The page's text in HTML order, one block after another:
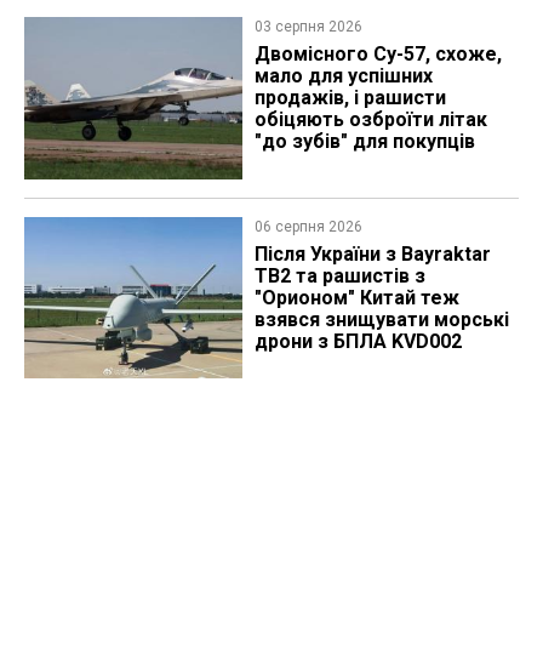
03 серпня 2026
Двомісного Су-57, схоже,
мало для успішних
продажів, і рашисти
обіцяють озброїти літак
"до зубів" для покупців
06 серпня 2026
Після України з Bayraktar
TB2 та рашистів з
"Орионом" Китай теж
взявся знищувати морські
дрони з БПЛА KVD002